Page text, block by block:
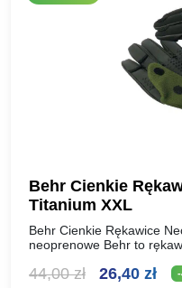
Behr Cienkie
Titanium XXL
Behr Cienkie Rękawice
neoprenowe Behr to
dopasowane, a specjalna
44,00zł
Pierwotna
26,40 zł